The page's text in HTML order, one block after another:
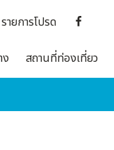
สถานที่ท่องเที่ยว
รายการโปรด